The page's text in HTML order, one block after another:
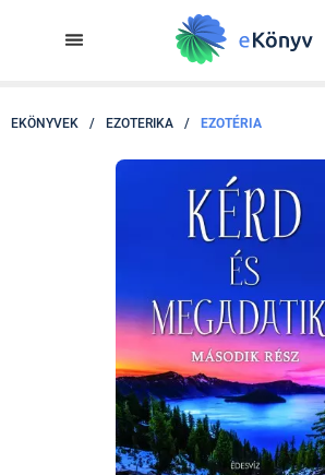
EKÖNYVEK / EZOTERIKA / EZOTÉRIA